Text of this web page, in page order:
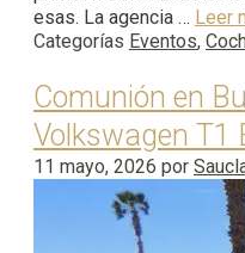
esas. La agencia … Leer
Categorías Eventos,
Comunión en
Volkswagen T1
11 mayo, 2026 por